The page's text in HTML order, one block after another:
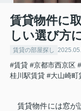
賃貸物件に
しい選び方
賃貸の部屋探し
#賃貸 #京都市西京区
桂川駅賃貸 #大山崎町
賃貸物件には窓が